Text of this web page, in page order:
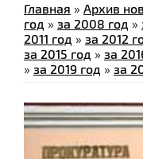
Главная » Архив
год » за 2008 год »
2011 год » за 2012
за 2015 год » за
» за 2019 год » за